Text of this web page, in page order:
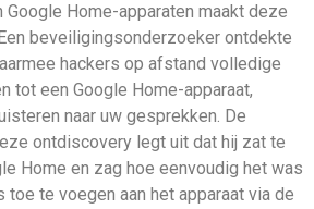
Home-apparaten maakt deze
beveiligingsonderzoeker ontdekte
hackers op afstand volledige
tot een Google Home-apparaat,
naar uw gesprekken. De
ontdiscovery legt uit dat hij zat te
Home en zag hoe eenvoudig het was
te voegen aan het apparaat via de